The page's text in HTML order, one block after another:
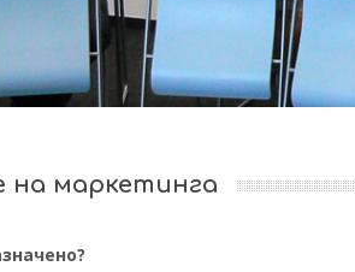
на маркетинга